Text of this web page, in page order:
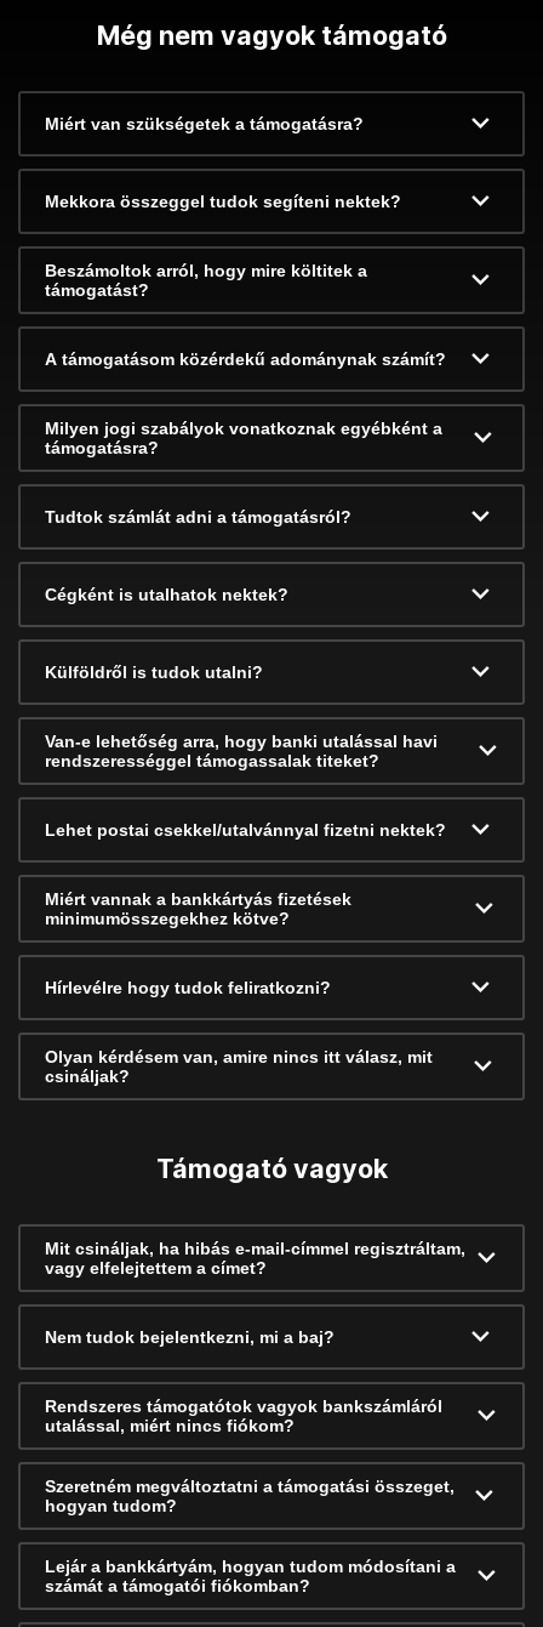
Még nem vagyok támogató
Miért van szükségetek a támogatásra?
Mekkora összeggel tudok segíteni nektek?
Beszámoltok arról, hogy mire költitek a
támogatást?
A támogatásom közérdekű adománynak számít?
Milyen jogi szabályok vonatkoznak egyébként a
támogatásra?
Tudtok számlát adni a támogatásról?
Cégként is utalhatok nektek?
Külföldről is tudok utalni?
Van-e lehetőség arra, hogy banki utalással havi
rendszerességgel támogassalak titeket?
Lehet postai csekkel/utalvánnyal fizetni nektek?
Miért vannak a bankkártyás fizetések
minimumösszegekhez kötve?
Hírlevélre hogy tudok feliratkozni?
Olyan kérdésem van, amire nincs itt válasz, mit
csináljak?
Támogató vagyok
Mit csináljak, ha hibás e-mail-címmel regisztráltam,
vagy elfelejtettem a címet?
Nem tudok bejelentkezni, mi a baj?
Rendszeres támogatótok vagyok bankszámláról
utalással, miért nincs fiókom?
Szeretném megváltoztatni a támogatási összeget,
hogyan tudom?
Lejár a bankkártyám, hogyan tudom módosítani a
számát a támogatói fiókomban?